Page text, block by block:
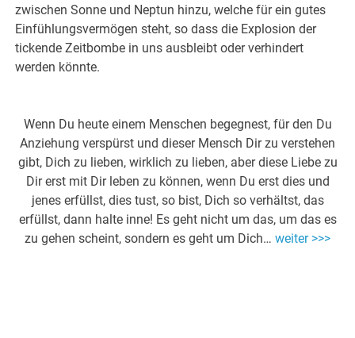
zwischen Sonne und Neptun hinzu, welche für ein gutes
Einfühlungsvermögen steht, so dass die Explosion der
tickende Zeitbombe in uns ausbleibt oder verhindert
werden könnte.
Wenn Du heute einem Menschen begegnest, für den Du
Anziehung verspürst und dieser Mensch Dir zu verstehen
gibt, Dich zu lieben, wirklich zu lieben, aber diese Liebe zu
Dir erst mit Dir leben zu können, wenn Du erst dies und
jenes erfüllst, dies tust, so bist, Dich so verhältst, das
erfüllst, dann halte inne! Es geht nicht um das, um das es
zu gehen scheint, sondern es geht um Dich… weiter >>>